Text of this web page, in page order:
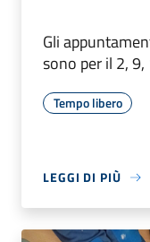
Gli
sono per il 2,
Tempo libero
LEGGI DI PIÙ